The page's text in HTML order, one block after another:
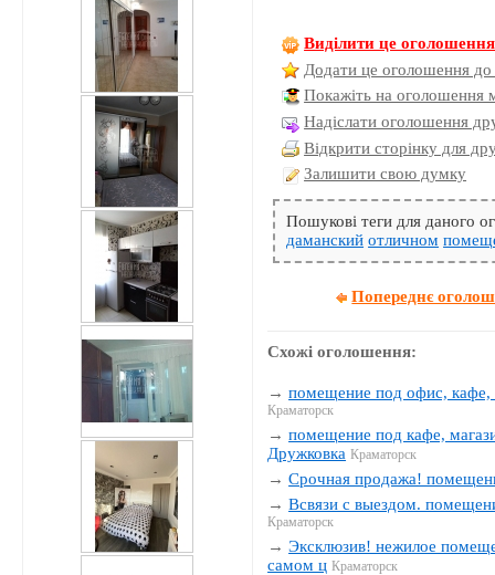
Виділити це оголошення
Додати це оголошення до
Покажіть на оголошення
Надіслати оголошення
Відкрити сторінку для
Залишити свою думку
Пошукові теги для даного
даманский отличном
Попереднє
Схожі оголошення:
→помещение под офис, кафе,
Краматорск
→помещение под кафе,
Дружковка Краматорск
→Срочная продажа!
→Всвязи с выездом.
Краматорск
→Эксклюзив! нежилое
самом ц Краматорск